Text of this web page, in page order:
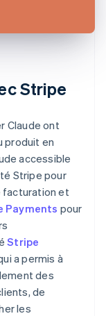
Stripe
Claude ont
produit en
accessible
Stripe pour
facturation et
Payments pour
Stripe
a permis à
des
de
les